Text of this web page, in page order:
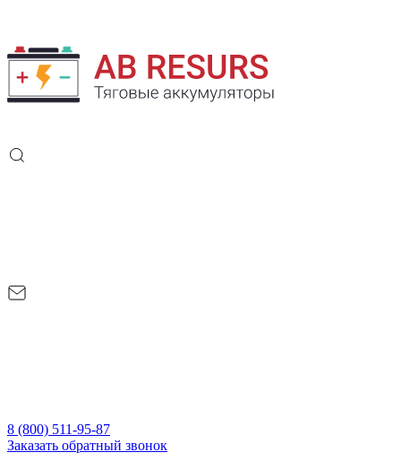
8 (800) 511-95-87
Заказать обратный звонок